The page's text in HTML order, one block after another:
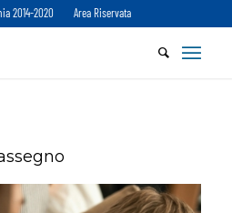
2014-2020 Area Riservata